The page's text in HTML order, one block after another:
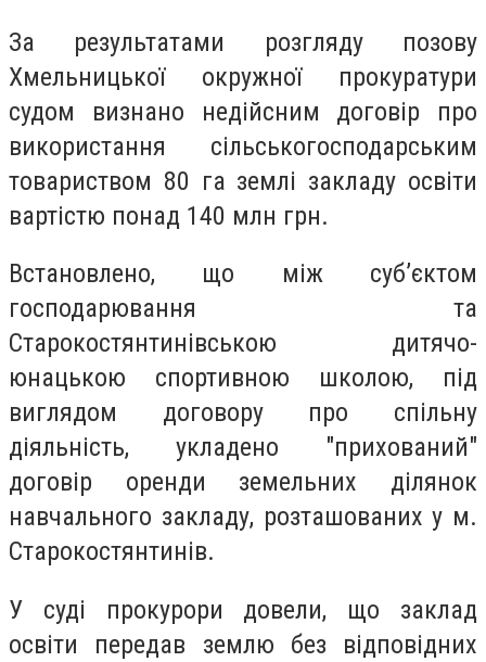
За результатами розгляду позову
Хмельницької окружної прокуратури
судом визнано недійсним договір про
використання сільськогосподарським
товариством 80 га землі закладу освіти
вартістю понад 140 млн грн.
Встановлено, що між суб’єктом
господарювання та
Старокостянтинівською дитячо-
юнацькою спортивною школою, під
виглядом договору про спільну
діяльність, укладено "прихований"
договір оренди земельних ділянок
навчального закладу, розташованих у м.
Старокостянтинів.
У суді прокурори довели, що заклад
освіти передав землю без відповідних